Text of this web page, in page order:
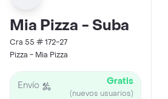
Mia Pizza - Suba
Cra 55 # 172-27
Pizza - Mia Pizza
Envío Gratis
(nuevos usuarios)